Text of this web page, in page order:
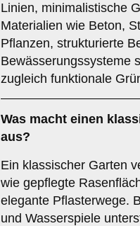
Linien, minimalistische
Materialien wie Beton,
Pflanzen, strukturierte
Bewässerungssysteme
zugleich funktionale
Was macht einen
aus?
Ein klassischer Garten
wie gepflegte
elegante Pflasterwege.
und Wasserspiele